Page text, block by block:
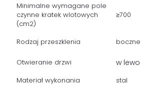
Minimalne wymagane pole
czynne kratek wlotowych
(cm2)
≥700
Rodzaj przeszklenia boczne
Otwieranie drzwi w lewo
Materiał wykonania
stal